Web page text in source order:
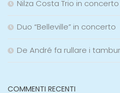
Nilza Costa Trio in concerto
Duo “Belleville” in concerto
De André fa rullare i
COMMENTI RECENTI